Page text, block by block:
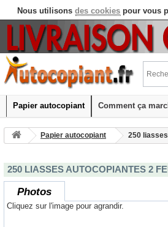
Nous utilisonsdes cookies pour vous
Papier autocopiant Comment ça
Papier autocopiant 250
250 LIASSES AUTOCOPIANTES 2
Photos
Cliquez sur l'image pour agrandir.